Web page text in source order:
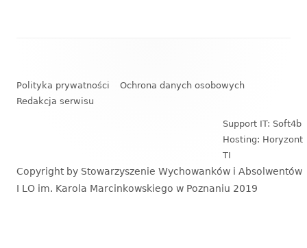
stopki
Polityka prywatności
Ochrona danych osobowych
Redakcja serwisu
Support IT: Soft4b
Hosting: Horyzont
TI
Copyright by Stowarzyszenie Wychowanków i Absolwentów
I LO im. Karola Marcinkowskiego w Poznaniu 2019